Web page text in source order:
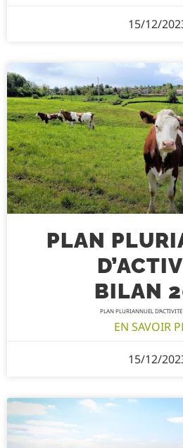
15/12/
PLAN
BILAN
PLAN PLURIANNUEL
EN SAVOIR
15/12/